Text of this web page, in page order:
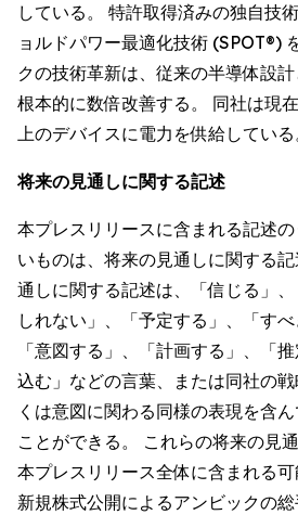
している。 特許取得済みの独自技
ョルドパワー最適化技術 (SPOT®)
クの技術革新は、従来の半導体設
根本的に数倍改善する。 同社は現
上のデバイスに電力を供給している
将来の見通しに関する記述
本プレスリリースに含まれる記述
いものは、将来の見通しに関する
通しに関する記述は、「信じる」
しれない」、「予定する」、「すべ
「意図する」、「計画する」、「
込む」などの言葉、または同社の
くは意図に関わる同様の表現を含
ことができる。 これらの将来の見
本プレスリリース全体に含まれる
新規株式公開によるアンビックの